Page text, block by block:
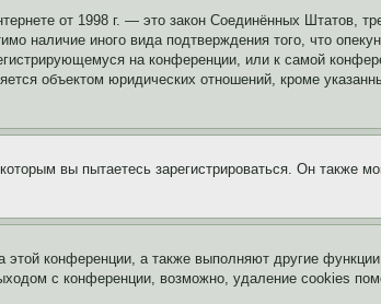
от 1998 г. — это закон Соединённых Штатов,
наличие иного вида подтверждения того, что
на конференции, или к самой
объектом юридических отношений, кроме
вы пытаетесь зарегистрироваться. Он также
конференции, а также выполняют другие
с конференции, возможно, удаление cookies